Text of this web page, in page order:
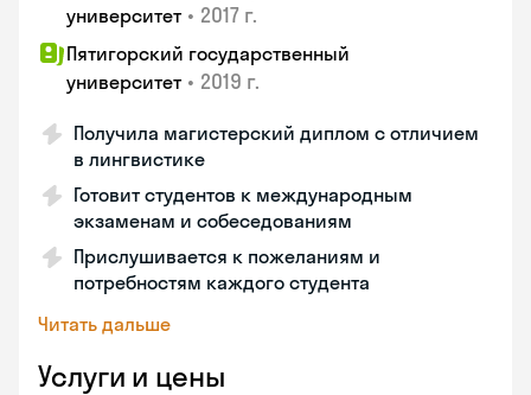
университет • 2017 г.
Пятигорский государственный
университет • 2019 г.
Получила магистерский диплом с отличием
в лингвистике
Готовит студентов к международным
экзаменам и собеседованиям
Прислушивается к пожеланиям и
потребностям каждого студента
Читать дальше
Услуги и цены